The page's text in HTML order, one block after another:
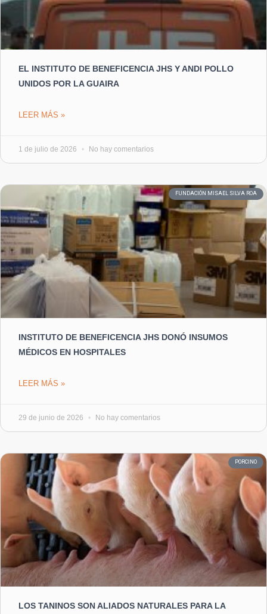
EL INSTITUTO DE BENEFICENCIA JHS Y ANDI POLLO
UNIDOS POR LA GUAIRA
LEER MÁS »
1 de julio de 2026 No hay comentarios
FUNDACIÓN MISAEL SILVA ROA
INSTITUTO DE BENEFICENCIA JHS DONÓ INSUMOS
MÉDICOS EN HOSPITALES
LEER MÁS »
29 de junio de 2026 No hay comentarios
PORCINO
LOS TANINOS SON ALIADOS NATURALES PARA LA